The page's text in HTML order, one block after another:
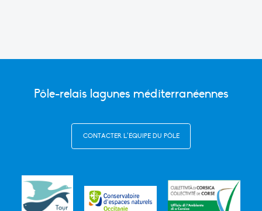
Pôle-relais lagunes méditerranéennes
CONTACTER L’ÉQUIPE DU PÔLE